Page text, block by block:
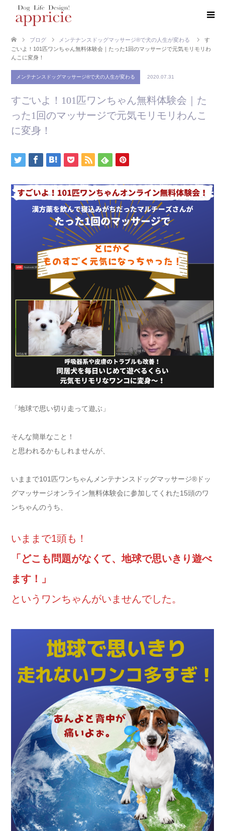
ブログ メンテナンスドッグマッサージ®で犬の人生が変わる
す
ごいよ！101匹ワンちゃん無料体験会｜たった1回のマッサージで元気モリモリわ
んこに変身！
メンテナンスドッグマッサージ®で犬の人生が変わる 2020.07.31
すごいよ！101匹ワンちゃん無料体験会｜た
った1回のマッサージで元気モリモリわんこ
に変身！
「地球で思い切り走って遊ぶ」
そんな簡単なこと！
と思われるかもしれませんが、
いままで101匹ワンちゃんメンテナンスドッグマッサージ®ドッ
グマッサージオンライン無料体験会に参加してくれた15頭のワ
ンちゃんのうち、
いままで1頭も！
「どこも問題がなくて、地球で思いきり遊べ
ます！」
というワンちゃんがいませんでした。